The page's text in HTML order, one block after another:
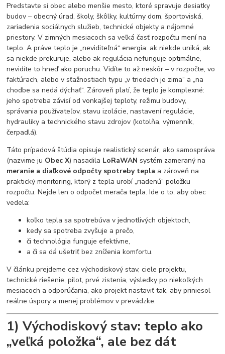
Predstavte si obec alebo menšie mesto, ktoré spravuje desiatky
budov – obecný úrad, školy, škôlky, kultúrny dom, športoviská,
zariadenia sociálnych služieb, technické objekty a nájomné
priestory. V zimných mesiacoch sa veľká časť rozpočtu mení na
teplo. A práve teplo je „neviditeľná“ energia: ak niekde uniká, ak
sa niekde prekuruje, alebo ak regulácia nefunguje optimálne,
nevidíte to hneď ako poruchu. Vidíte to až neskôr – v rozpočte, vo
faktúrach, alebo v sťažnostiach typu „v triedach je zima“ a „na
chodbe sa nedá dýchať“. Zároveň platí, že teplo je komplexné:
jeho spotreba závisí od vonkajšej teploty, režimu budovy,
správania používateľov, stavu izolácie, nastavení regulácie,
hydrauliky a technického stavu zdrojov (kotolňa, výmenník,
čerpadlá).
Táto prípadová štúdia opisuje realistický scenár, ako samospráva
(nazvime ju Obec X) nasadila LoRaWAN systém zameraný na
meranie a diaľkové odpočty spotreby tepla a zároveň na
praktický monitoring, ktorý z tepla urobí „riadenú“ položku
rozpočtu. Nejde len o odpočet merača tepla. Ide o to, aby obec
vedela:
koľko tepla sa spotrebúva v jednotlivých objektoch,
kedy sa spotreba zvyšuje a prečo,
či technológia funguje efektívne,
a či sa dá ušetriť bez zníženia komfortu.
V článku prejdeme cez východiskový stav, ciele projektu,
technické riešenie, pilot, prvé zistenia, výsledky po niekoľkých
mesiacoch a odporúčania, ako projekt nastaviť tak, aby priniesol
reálne úspory a menej problémov v prevádzke.
1) Východiskový stav: teplo ako
„veľká položka“, ale bez dát